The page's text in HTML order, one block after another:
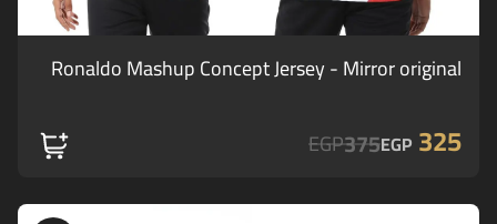
Ronaldo Mashup Concept Jersey - Mirror original
325
EGP
375
EGP